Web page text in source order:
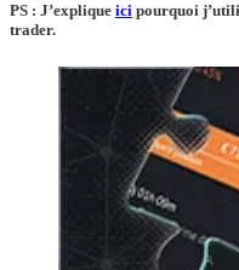
PS : J’explique ici pourquoi
trader.